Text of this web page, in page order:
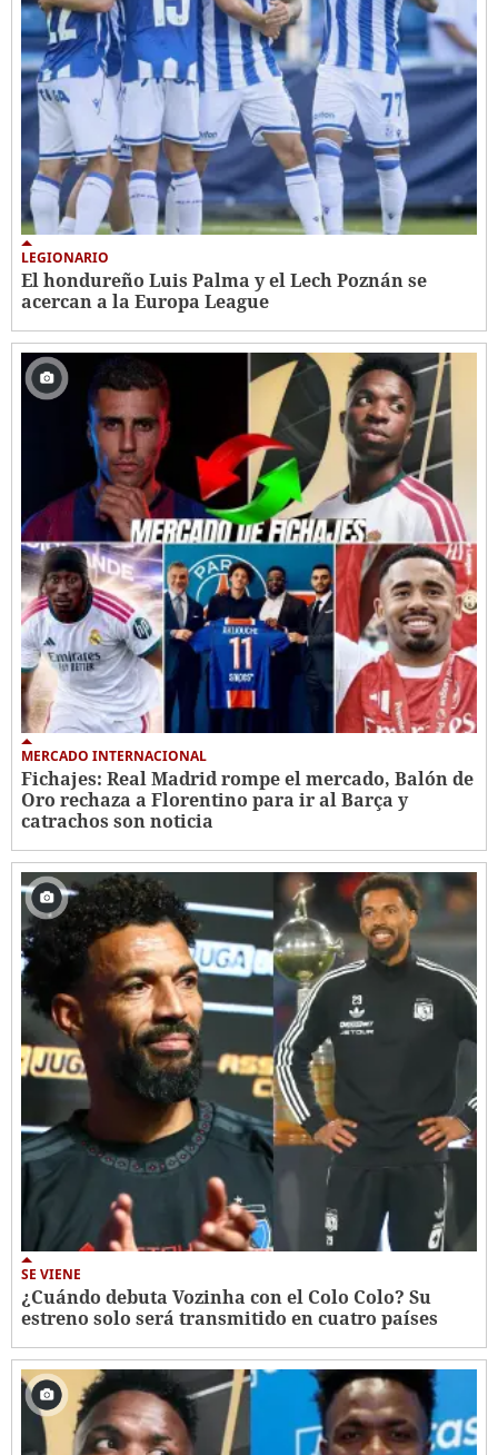
LEGIONARIO
El hondureño Luis Palma y el Lech Poznán se
acercan a la Europa League
MERCADO INTERNACIONAL
Fichajes: Real Madrid rompe el mercado, Balón de
Oro rechaza a Florentino para ir al Barça y
catrachos son noticia
SE VIENE
¿Cuándo debuta Vozinha con el Colo Colo? Su
estreno solo será transmitido en cuatro países